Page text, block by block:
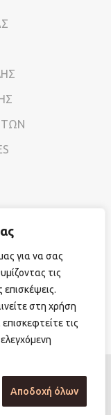
για να σας
τις
στη χρήση
τις
Αποδοχή όλων
– Αθήνα, Τ.Κ.
sales@vr-jewels.gr
by